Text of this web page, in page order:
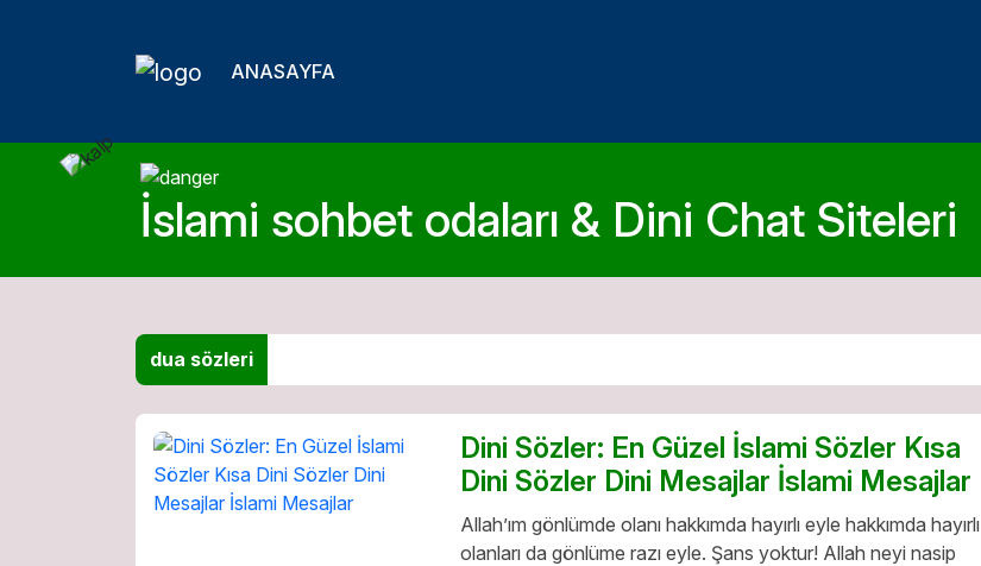
ANASAYFA
İslami sohbet odaları & Dini Chat Siteleri
dua sözleri
Dini Sözler: En Güzel İslami Sözler Kısa
Dini Sözler Dini Mesajlar İslami Mesajlar
Allah’ım gönlümde olanı hakkımda hayırlı eyle hakkımda hayırlı
olanları da gönlüme razı eyle. Şans yoktur! Allah neyi nasip